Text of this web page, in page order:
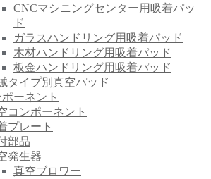
CNCマシニングセンター用吸着パッ
ド
ガラスハンドリング用吸着パッド
木材ハンドリング用吸着パッド
板金ハンドリング用吸着パッド
タイプ別真空パッド
ーネント
コンポーネント
プレート
部品
発生器
真空ブロワー